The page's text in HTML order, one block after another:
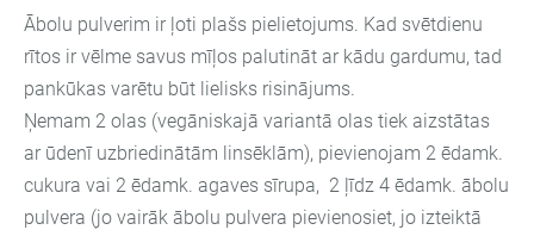
Ābolu pulverim ir ļoti plašs pielietojums. Kad svētdienu
rītos ir vēlme savus mīļos palutināt ar kādu gardumu, tad
pankūkas varētu būt lielisks risinājums.
Ņemam 2 olas (vegāniskajā variantā olas tiek aizstātas
ar ūdenī uzbriedinātām linsēklām), pievienojam 2 ēdamk.
cukura vai 2 ēdamk. agaves sīrupa, 2 ļīdz 4 ēdamk. ābolu
pulvera (jo vairāk ābolu pulvera pievienosiet, jo izteiktā